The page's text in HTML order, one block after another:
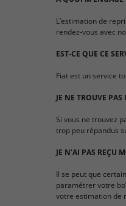
L’estimation de
rendez-vous avec
EST-CE QUE CE
Fiat est un service
JE NE TROUVE PAS
Si vous ne trouvez
trop peu répandus
JE N’AI PAS REÇU
Il se peut que
paramétrer votre
votre estimation de